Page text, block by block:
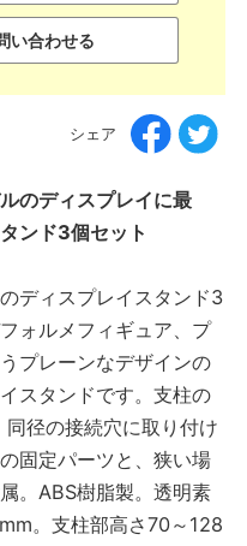
い合わせる
シェア
のディスプレイに最
ンド3個セット
ディスプレイスタンド3
ォルメフィギュア、プ
プレーンなデザインの
スタンドです。支柱の
径の接続穴に取り付け
固定パーツと、狭い場
。ABS樹脂製。透明素
。支柱部高さ70～128